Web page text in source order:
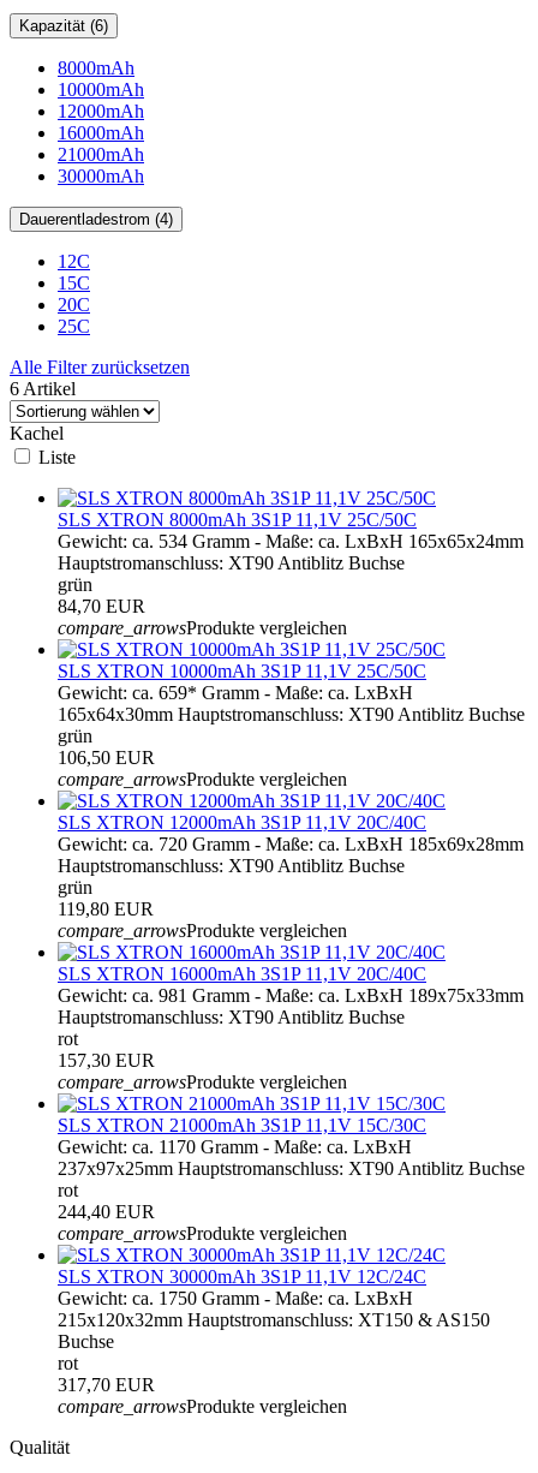
Kapazität (6)
8000mAh
10000mAh
12000mAh
16000mAh
21000mAh
30000mAh
Dauerentladestrom (4)
12C
15C
20C
25C
Alle Filter zurücksetzen
6 Artikel
Kachel
Liste
SLS XTRON 8000mAh 3S1P 11,1V 25C/50C
Gewicht: ca. 534 Gramm - Maße: ca. LxBxH 165x65x24mm
Hauptstromanschluss: XT90 Antiblitz Buchse
grün
84,70 EUR
compare_arrowsProdukte vergleichen
SLS XTRON 10000mAh 3S1P 11,1V 25C/50C
Gewicht: ca. 659* Gramm - Maße: ca. LxBxH
165x64x30mm Hauptstromanschluss: XT90 Antiblitz Buchse
grün
106,50 EUR
compare_arrowsProdukte vergleichen
SLS XTRON 12000mAh 3S1P 11,1V 20C/40C
Gewicht: ca. 720 Gramm - Maße: ca. LxBxH 185x69x28mm
Hauptstromanschluss: XT90 Antiblitz Buchse
grün
119,80 EUR
compare_arrowsProdukte vergleichen
SLS XTRON 16000mAh 3S1P 11,1V 20C/40C
Gewicht: ca. 981 Gramm - Maße: ca. LxBxH 189x75x33mm
Hauptstromanschluss: XT90 Antiblitz Buchse
rot
157,30 EUR
compare_arrowsProdukte vergleichen
SLS XTRON 21000mAh 3S1P 11,1V 15C/30C
Gewicht: ca. 1170 Gramm - Maße: ca. LxBxH
237x97x25mm Hauptstromanschluss: XT90 Antiblitz Buchse
rot
244,40 EUR
compare_arrowsProdukte vergleichen
SLS XTRON 30000mAh 3S1P 11,1V 12C/24C
Gewicht: ca. 1750 Gramm - Maße: ca. LxBxH
215x120x32mm Hauptstromanschluss: XT150 & AS150
Buchse
rot
317,70 EUR
compare_arrowsProdukte vergleichen
Qualität